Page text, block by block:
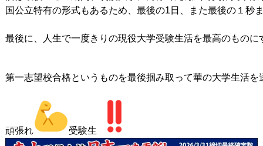
国公立特有の形式もあるため、最後の1日、また最後の１秒
最後に、人生で一度きりの現役大学受験生活を最高のものに
第一志望校合格というものを最後掴み取って華の大学生活を
頑張れ 受験生